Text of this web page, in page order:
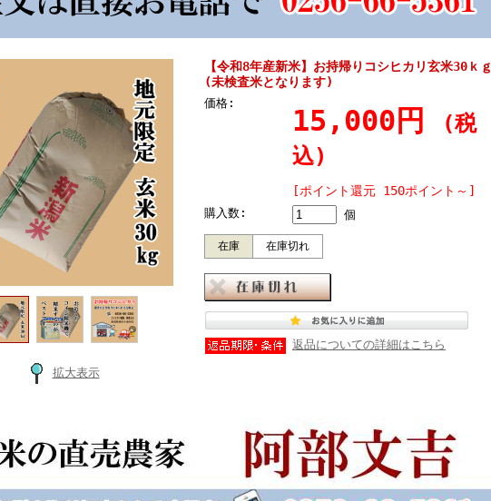
拡大表示
【令和8年産新米】お持帰りコシヒカリ玄米30ｋｇ
(未検査米となります)
価格:
15,000円
(税
込)
[ポイント還元 150ポイント～]
購入数: 個
在庫 在庫切れ
返品についての詳細はこちら